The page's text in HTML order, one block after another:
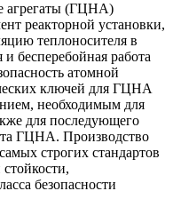
агрегаты (ГЦНА)
реакторной установки,
теплоносителя в
бесперебойная работа
атомной
ключей для ГЦНА
необходимым для
для последующего
ГЦНА. Производство
строгих стандартов
безопасности